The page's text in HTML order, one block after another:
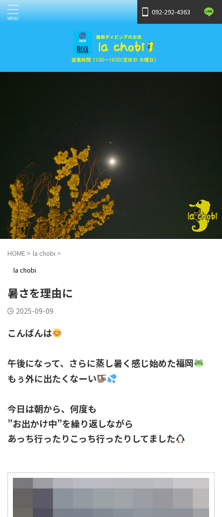
092-292-4363
HOME > la chobi >
la chobi
暑さを理由に
2025-09-09
こんばんは
午後になって、さらに蒸し暑く感じ始めた福岡
もぅ外に出たくなーい
今日は朝から、何度も
”お出かけ中”を繰り返しながら
あっち行ったりこっち行ったりしてました